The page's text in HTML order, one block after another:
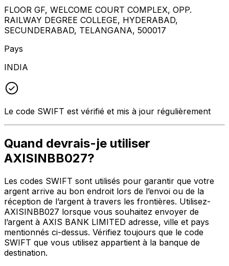
FLOOR GF, WELCOME COURT COMPLEX, OPP.
RAILWAY DEGREE COLLEGE, HYDERABAD,
SECUNDERABAD, TELANGANA, 500017
Pays
INDIA
Le code SWIFT est vérifié et mis à jour régulièrement
Quand devrais-je utiliser
AXISINBB027?
Les codes SWIFT sont utilisés pour garantir que votre
argent arrive au bon endroit lors de l’envoi ou de la
réception de l’argent à travers les frontières. Utilisez-
AXISINBB027 lorsque vous souhaitez envoyer de
l’argent à AXIS BANK LIMITED adresse, ville et pays
mentionnés ci-dessus. Vérifiez toujours que le code
SWIFT que vous utilisez appartient à la banque de
destination.